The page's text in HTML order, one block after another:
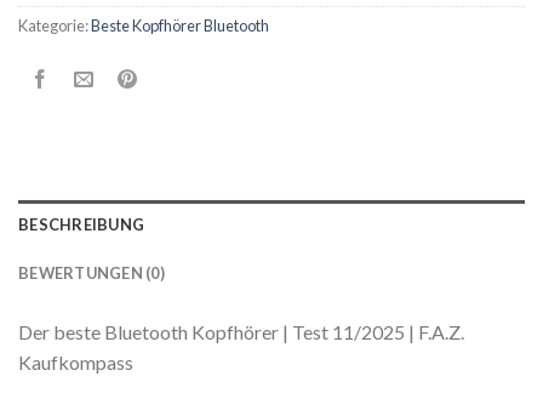
Kategorie:Beste Kopfhörer Bluetooth
BESCHREIBUNG
BEWERTUNGEN (0)
Der beste Bluetooth Kopfhörer | Test 11/2025 | F.A.Z.
Kaufkompass